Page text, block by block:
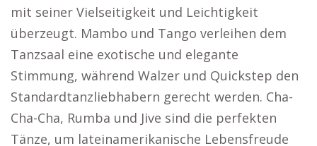
mit seiner Vielseitigkeit und Leichtigkeit
überzeugt. Mambo und Tango verleihen dem
Tanzsaal eine exotische und elegante
Stimmung, während Walzer und Quickstep den
Standardtanzliebhabern gerecht werden. Cha-
Cha-Cha, Rumba und Jive sind die perfekten
Tänze, um lateinamerikanische Lebensfreude